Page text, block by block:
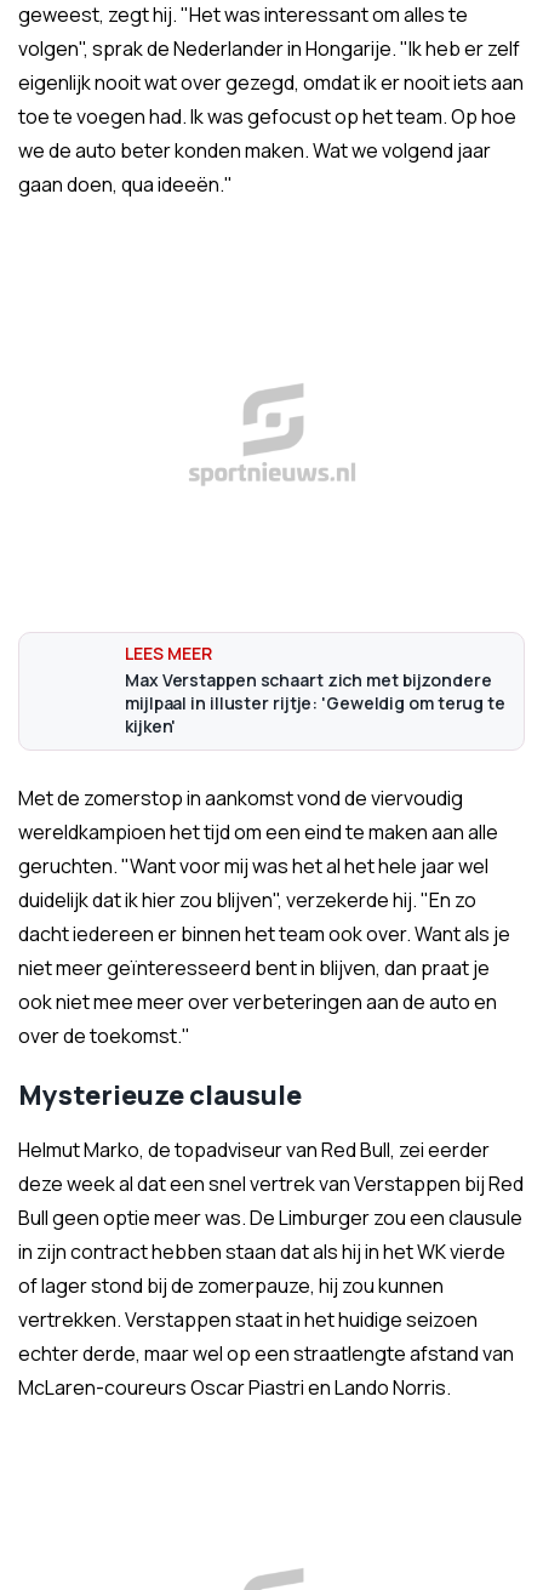
geweest, zegt hij. "Het was interessant om alles te
volgen", sprak de Nederlander in Hongarije. "Ik heb er zelf
eigenlijk nooit wat over gezegd, omdat ik er nooit iets aan
toe te voegen had. Ik was gefocust op het team. Op hoe
we de auto beter konden maken. Wat we volgend jaar
gaan doen, qua ideeën."
Max Verstappen schaart zich met bijzondere
mijlpaal in illuster rijtje: 'Geweldig om terug te
kijken'
Met de zomerstop in aankomst vond de viervoudig
wereldkampioen het tijd om een eind te maken aan alle
geruchten. "Want voor mij was het al het hele jaar wel
duidelijk dat ik hier zou blijven", verzekerde hij. "En zo
dacht iedereen er binnen het team ook over. Want als je
niet meer geïnteresseerd bent in blijven, dan praat je
ook niet mee meer over verbeteringen aan de auto en
over de toekomst."
Mysterieuze clausule
Helmut Marko, de topadviseur van Red Bull, zei eerder
deze week al dat een snel vertrek van Verstappen bij Red
Bull geen optie meer was. De Limburger zou een clausule
in zijn contract hebben staan dat als hij in het WK vierde
of lager stond bij de zomerpauze, hij zou kunnen
vertrekken. Verstappen staat in het huidige seizoen
echter derde, maar wel op een straatlengte afstand van
McLaren-coureurs Oscar Piastri en Lando Norris.